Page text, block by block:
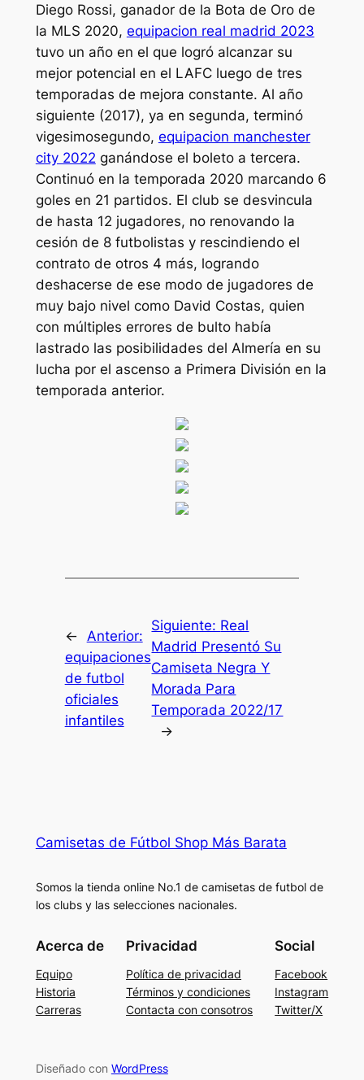
Diego Rossi, ganador de la Bota de Oro de
la MLS 2020, equipacion real madrid 2023
tuvo un año en el que logró alcanzar su
mejor potencial en el LAFC luego de tres
temporadas de mejora constante. Al año
siguiente (2017), ya en segunda, terminó
vigesimosegundo, equipacion manchester
city 2022 ganándose el boleto a tercera.
Continuó en la temporada 2020 marcando 6
goles en 21 partidos. El club se desvincula
de hasta 12 jugadores, no renovando la
cesión de 8 futbolistas y rescindiendo el
contrato de otros 4 más, logrando
deshacerse de ese modo de jugadores de
muy bajo nivel como David Costas, quien
con múltiples errores de bulto había
lastrado las posibilidades del Almería en su
lucha por el ascenso a Primera División en la
temporada anterior.
← Anterior:
equipaciones
de futbol
oficiales
infantiles
Siguiente: Real
Madrid Presentó Su
Camiseta Negra Y
Morada Para
Temporada 2022/17
→
Camisetas de Fútbol Shop Más Barata
Somos la tienda online No.1 de camisetas de futbol de
los clubs y las selecciones nacionales.
Acerca de
Equipo
Historia
Carreras
Privacidad
Política de privacidad
Términos y condiciones
Contacta con consotros
Social
Facebook
Instagram
Twitter/X
Diseñado con WordPress